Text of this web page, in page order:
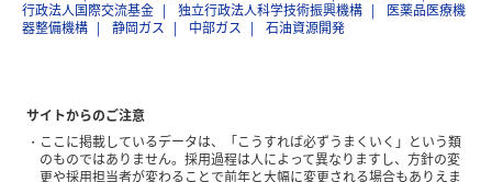
行政法人国際交流基金
独立行政法人科学技術振興機構
医薬品医療機
器整備機構
静岡ガス 中部ガス 石油資源開発
サイトからのご注意
ここに掲載しているデータは、「こうすれば必ずうまくいく」という類
のものではありません。採用過程は人によって異なりますし、方針の変
更や採用担当者が変わることで前年と大幅に変更される場合もありえま